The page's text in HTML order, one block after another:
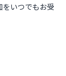
をいつでもお受